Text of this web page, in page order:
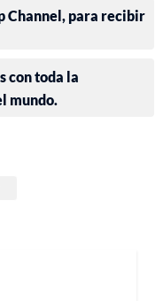
Channel, para recibir
con toda la
mundo.